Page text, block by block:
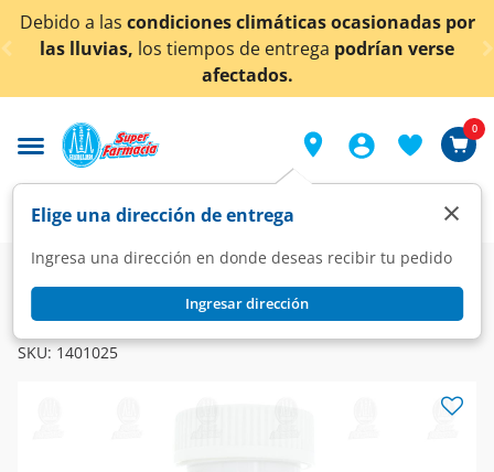
< div class="carousel-inner">
climáticas ocasionadas por
tiempos de entregapodrían verse
¡Ahora
Elige una dirección de entrega
Ingresa una dirección en donde deseas recibir tu pedido
Ingresar dirección
×
0
Farmacia Vitaminas y Suplementos Multivitaminas
Biotina, Vitamina E y Calcio Bionat 500 mg, 60 Cápsulas.
SKU: 1401025